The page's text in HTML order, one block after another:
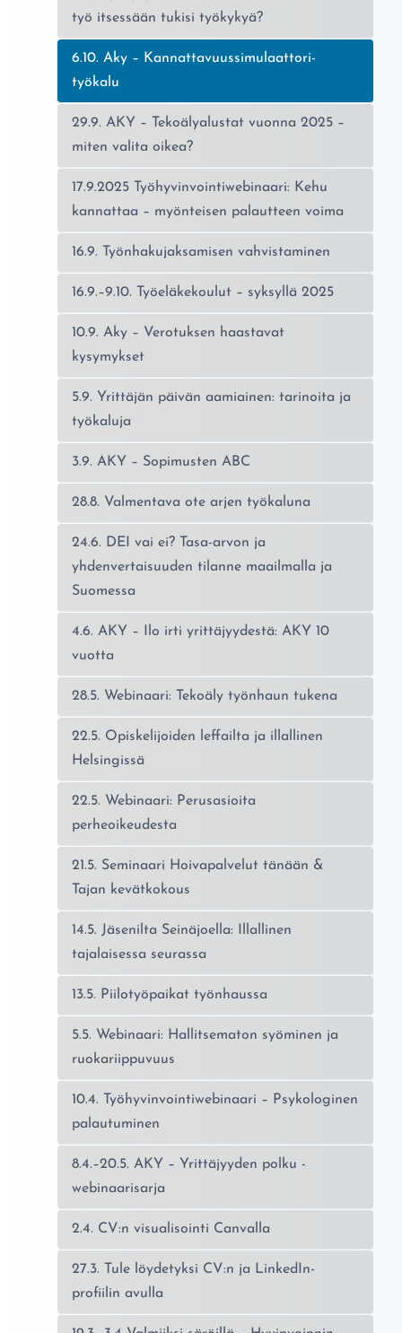
työ itsessään tukisi työkykyä?
Nykyinen sivu:
6.10. Aky – Kannattavuussimulaattori-
työkalu
29.9. AKY – Tekoälyalustat vuonna 2025 –
miten valita oikea?
17.9.2025 Työhyvinvointiwebinaari: Kehu
kannattaa – myönteisen palautteen voima
16.9. Työnhakujaksamisen vahvistaminen
16.9.–9.10. Työeläkekoulut – syksyllä 2025
10.9. Aky – Verotuksen haastavat
kysymykset
5.9. Yrittäjän päivän aamiainen: tarinoita ja
työkaluja
3.9. AKY – Sopimusten ABC
28.8. Valmentava ote arjen työkaluna
24.6. DEI vai ei? Tasa-arvon ja
yhdenvertaisuuden tilanne maailmalla ja
Suomessa
4.6. AKY – Ilo irti yrittäjyydestä: AKY 10
vuotta
28.5. Webinaari: Tekoäly työnhaun tukena
22.5. Opiskelijoiden leffailta ja illallinen
Helsingissä
22.5. Webinaari: Perusasioita
perheoikeudesta
21.5. Seminaari Hoivapalvelut tänään &
Tajan kevätkokous
14.5. Jäsenilta Seinäjoella: Illallinen
tajalaisessa seurassa
13.5. Piilotyöpaikat työnhaussa
5.5. Webinaari: Hallitsematon syöminen ja
ruokariippuvuus
10.4. Työhyvinvointiwebinaari – Psykologinen
palautuminen
8.4.–20.5. AKY – Yrittäjyyden polku -
webinaarisarja
2.4. CV:n visualisointi Canvalla
27.3. Tule löydetyksi CV:n ja LinkedIn-
profiilin avulla